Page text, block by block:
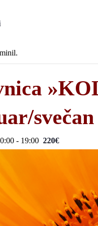
svečan
- 19:00 220€